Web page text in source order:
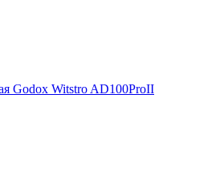
Godox Witstro AD100ProII